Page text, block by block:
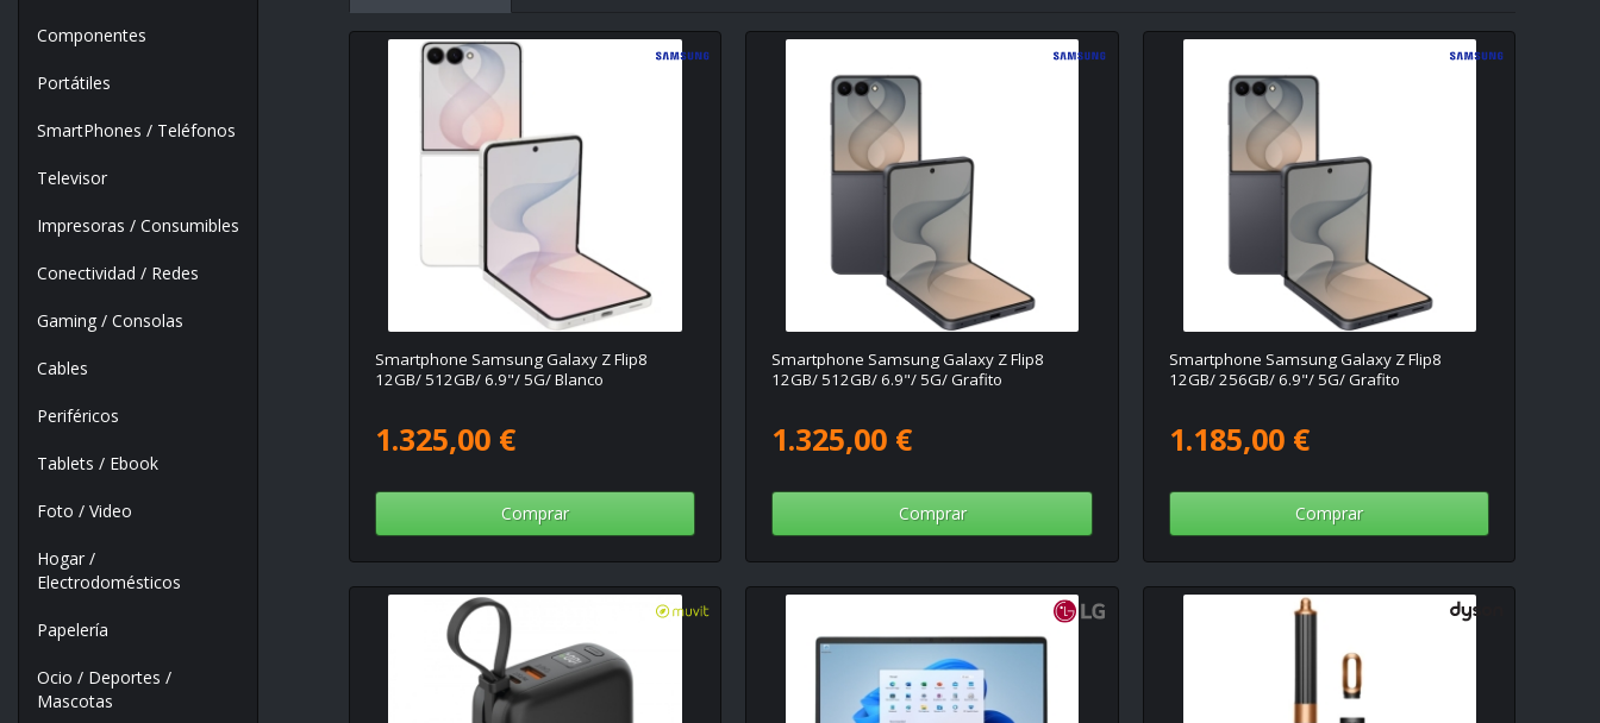
Componentes
Portátiles
SmartPhones / Teléfonos
Televisor
Impresoras / Consumibles
Conectividad / Redes
Gaming / Consolas
Cables
Periféricos
Tablets / Ebook
Foto / Video
Hogar /
Electrodomésticos
Papelería
Ocio / Deportes /
Mascotas
Smartphone Samsung Galaxy Z Flip8
12GB/ 512GB/ 6.9"/ 5G/ Blanco
1.325,00 €
Comprar
Smartphone Samsung Galaxy Z Flip8
12GB/ 512GB/ 6.9"/ 5G/ Grafito
1.325,00 €
Comprar
Smartphone Samsung Galaxy Z Flip8
12GB/ 256GB/ 6.9"/ 5G/ Grafito
1.185,00 €
Comprar